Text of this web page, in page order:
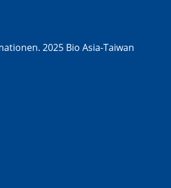
2025 Bio Asia-Taiwan